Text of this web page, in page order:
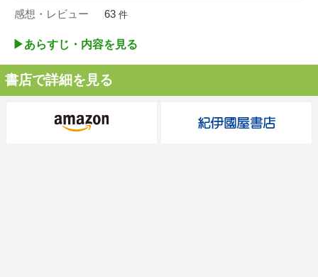
感想・レビュー 63 件
▶︎あらすじ・内容を見る
書店で詳細を見る